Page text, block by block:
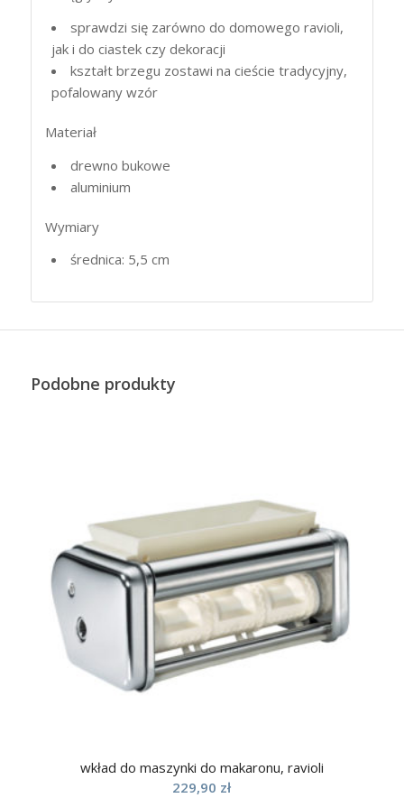
sprawdzi się zarówno do domowego ravioli,
jak i do ciastek czy dekoracji
kształt brzegu zostawi na cieście tradycyjny,
pofalowany wzór
Materiał
drewno bukowe
aluminium
Wymiary
średnica: 5,5 cm
Podobne produkty
wkład do maszynki do makaronu, ravioli
229,90 zł